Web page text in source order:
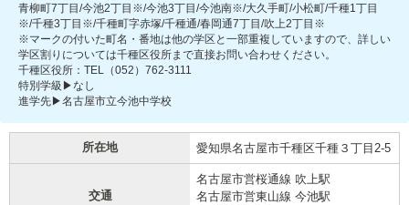
青柳町7丁目/今池2丁目※/今池3丁目/今池南※/大久手町/小松町/千種1丁目
※/千種3丁目※/千種町字赤塚/千種通/春岡通7丁目/吹上2丁目※
※マークの付いた町名・番地は他の学区と一部重複していますので、詳しい
学区割りについては千種区役所まで直接お問い合わせください。
千種区役所：TEL（052）762-3111
特別学級▶なし
進学先▶名古屋市立今池中学校
所在地 愛知県名古屋市千種区千種３丁目2-5
交通
名古屋市営桜通線 吹上駅
名古屋市営東山線 今池駅